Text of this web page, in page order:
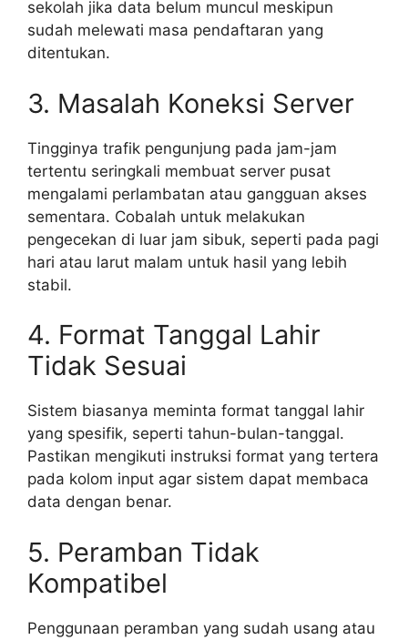
sekolah jika data belum muncul meskipun
sudah melewati masa pendaftaran yang
ditentukan.
3. Masalah Koneksi Server
Tingginya trafik pengunjung pada jam-jam
tertentu seringkali membuat server pusat
mengalami perlambatan atau gangguan akses
sementara. Cobalah untuk melakukan
pengecekan di luar jam sibuk, seperti pada pagi
hari atau larut malam untuk hasil yang lebih
stabil.
4. Format Tanggal Lahir
Tidak Sesuai
Sistem biasanya meminta format tanggal lahir
yang spesifik, seperti tahun-bulan-tanggal.
Pastikan mengikuti instruksi format yang tertera
pada kolom input agar sistem dapat membaca
data dengan benar.
5. Peramban Tidak
Kompatibel
Penggunaan peramban yang sudah usang atau